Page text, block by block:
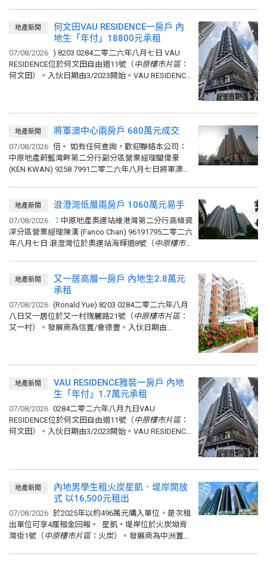
地產新聞
何文田VAU RESIDENCE一房戶 內
地生「年付」18800元承租
07/08/2026 ) 8203 0284二零二六年八月七日 VAU
RESIDENCE位於何文田自由道11號（中原樓市片區：
何文田）。入伙日期由3/2023開始。VAU RESIDENCE
地產新聞 將軍澳中心兩房戶 680萬元成交
07/08/2026 倍。 如有任何查詢，歡迎聯絡本公司：
中原地產蔚藍灣畔第二分行副分區營業經理關偉豪
(KEN KWAN) 9258 7991二零二六年八月七日將軍澳中
地產新聞 浪澄灣低層兩房戶 1060萬元易手
07/08/2026
：中原地產奧運站維港灣第二分行高級資
深分區營業經理陳漢 (Fanco Chan) 96191795二零二六
年八月七日 浪澄灣位於奧運站海輝道8號（ 中原樓市
地產新聞
又一居高層一房戶 內地生2.8萬元
承租
07/08/2026 (Ronald Yue) 8203 0284二零二六年八月
八日又一居位於又一村瑰麗路21號（ 中原樓市片區：
又一村）。發展商為信置/會德豐。入伙日期由
地產新聞
VAU RESIDENCE雅裝一房戶 內地
生「年付」1.7萬元承租
07/08/2026 0284二零二六年八月九日VAU
RESIDENCE位於何文田自由道11號（ 中原樓市片區：
何文田）。入伙日期由3/2023開始。VAU RESIDENCE
地產新聞
內地男學生租火炭星凱．堤岸開放
式 以16,500元租出
07/08/2026 於2025年以約496萬元購入單位，是次租
出單位可享4厘租金回報。 星凱‧堤岸位於火炭坳背
灣街1號（中原樓市片區：火炭）。發展商為中洲置